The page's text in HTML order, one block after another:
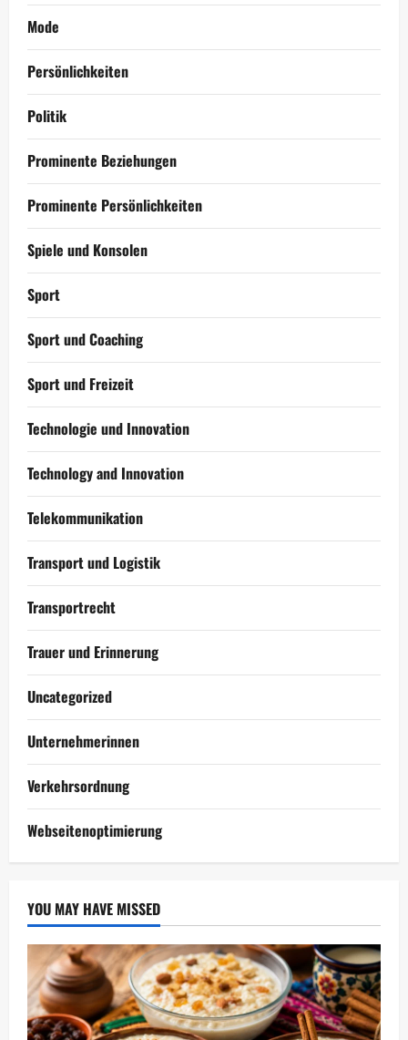
Mode
Persönlichkeiten
Politik
Prominente Beziehungen
Prominente Persönlichkeiten
Spiele und Konsolen
Sport
Sport und Coaching
Sport und Freizeit
Technologie und Innovation
Technology and Innovation
Telekommunikation
Transport und Logistik
Transportrecht
Trauer und Erinnerung
Uncategorized
Unternehmerinnen
Verkehrsordnung
Webseitenoptimierung
YOU MAY HAVE MISSED